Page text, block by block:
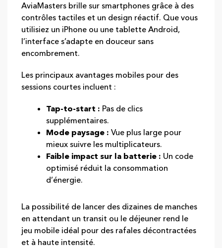
AviaMasters brille sur smartphones grâce à des
contrôles tactiles et un design réactif. Que vous
utilisiez un iPhone ou une tablette Android,
l’interface s’adapte en douceur sans
encombrement.
Les principaux avantages mobiles pour des
sessions courtes incluent :
Tap‑to‑start : Pas de clics
supplémentaires.
Mode paysage : Vue plus large pour
mieux suivre les multiplicateurs.
Faible impact sur la batterie : Un code
optimisé réduit la consommation
d’énergie.
La possibilité de lancer des dizaines de manches
en attendant un transit ou le déjeuner rend le
jeu mobile idéal pour des rafales décontractées
et à haute intensité.